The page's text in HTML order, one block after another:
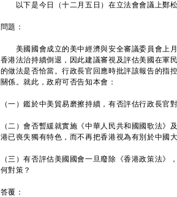
以下是今日（十二月五日）在立法會會議上鄭松
問題：
美國國會成立的美中經濟與安全審議委員會上月
香港法治持續倒退，因此建議審視及評估美國在軍
的做法是否恰當。行政長官回應時批評該報告的指
關係。就此，政府可否告知本會：
（一）鑑於中美貿易磨擦持續，有否評估行政長官
（二）會否暫緩就實施《中華人民共和國國歌法
港已喪失獨有特色，而不再把香港視為有別於中國
（三）有否評估美國國會一旦廢除《香港政策法
何對策？
答覆：